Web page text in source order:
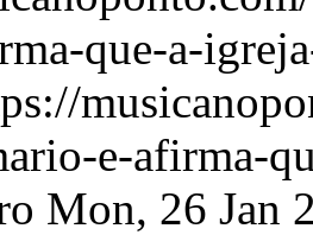
que-a-
e-afirma-
Mon, 26 Jan